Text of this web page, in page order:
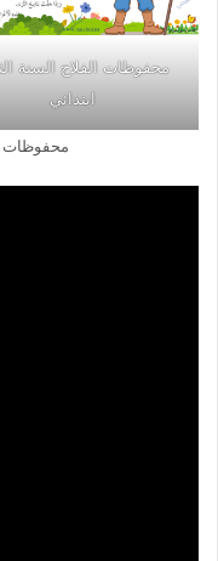
محفوظات الفلاح السنة
ابتدائي
محفوظات